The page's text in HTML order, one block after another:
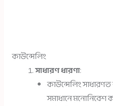
কাউন্সেলিং
সাধারণ ধারণা:
কাউন্সেলিং সাধারণত
সমাধানে মনোনিবেশ